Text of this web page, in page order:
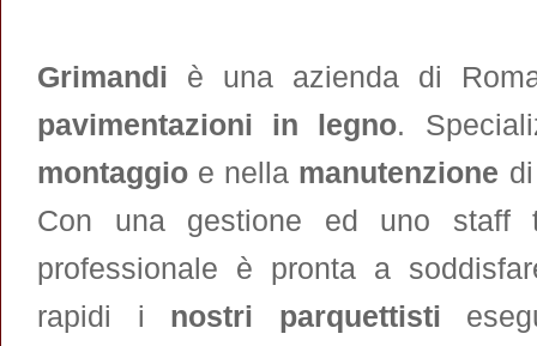
Grimandi è una azienda di
pavimentazioni in legno.
montaggio e nella manutenzione
Con una gestione ed uno staff
professionale è pronta a
rapidi i nostri parquettisti